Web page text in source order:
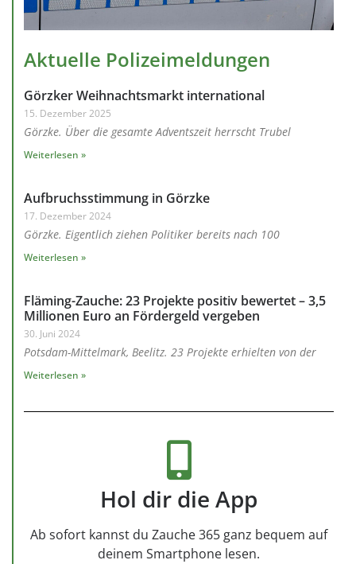
Aktuelle Polizeimeldungen
Görzker Weihnachtsmarkt international
15. Dezember 2025
Görzke. Über die gesamte Adventszeit herrscht Trubel
Weiterlesen »
Aufbruchsstimmung in Görzke
17. Dezember 2024
Görzke. Eigentlich ziehen Politiker bereits nach 100
Weiterlesen »
Fläming-Zauche: 23 Projekte positiv bewertet – 3,5
Millionen Euro an Fördergeld vergeben
30. Juni 2024
Potsdam-Mittelmark, Beelitz. 23 Projekte erhielten von der
Weiterlesen »
Hol dir die App
Ab sofort kannst du Zauche 365 ganz bequem auf
deinem Smartphone lesen.